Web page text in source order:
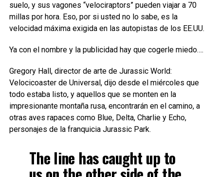
suelo, y sus vagones “velociraptors” pueden viajar a 70
millas por hora. Eso, por si usted no lo sabe, es la
velocidad máxima exigida en las autopistas de los EE.UU.
Ya con el nombre y la publicidad hay que cogerle miedo….
Gregory Hall, director de arte de Jurassic World:
Velocicoaster de Universal, dijo desde el miércoles que
todo estaba listo, y aquellos que se monten en la
impresionante montaña rusa, encontrarán en el camino, a
otras aves rapaces como Blue, Delta, Charlie y Echo,
personajes de la franquicia Jurassic Park.
The line has caught up to